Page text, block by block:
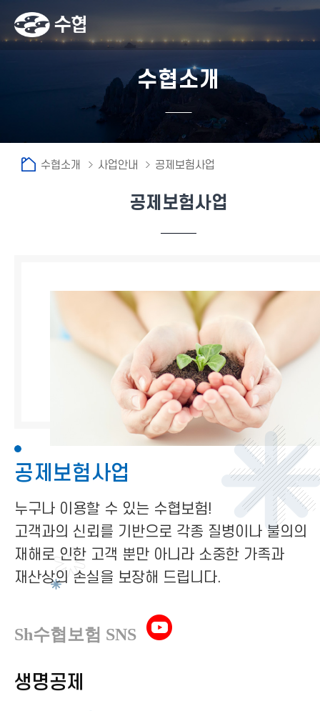
수협소개
수협소개 사업안내 공제보험사업
공제보험사업
공제보험사업
누구나 이용할 수 있는 수협보험!
고객과의 신뢰를 기반으로 각종 질병이나 불의의
재해로 인한 고객 뿐만 아니라 소중한 가족과
재산상의 손실을 보장해 드립니다.
Sh수협보험 SNS
생명공제